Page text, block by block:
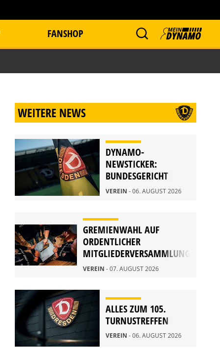
FANSHOP
WEITERE NEWS
DYNAMO-
NEWSTICKER:
BUNDESGERICHT
WEIST BERUFUNG
VEREIN - 06. AUGUST 2026
GREMIENWAHL AUF
ORDENTLICHER
MITGLIEDERVERSAMMLUNG
2026
VEREIN - 07. AUGUST 2026
ALLES ZUM 105.
TURNUSTREFFEN
VEREIN - 06. AUGUST 2026